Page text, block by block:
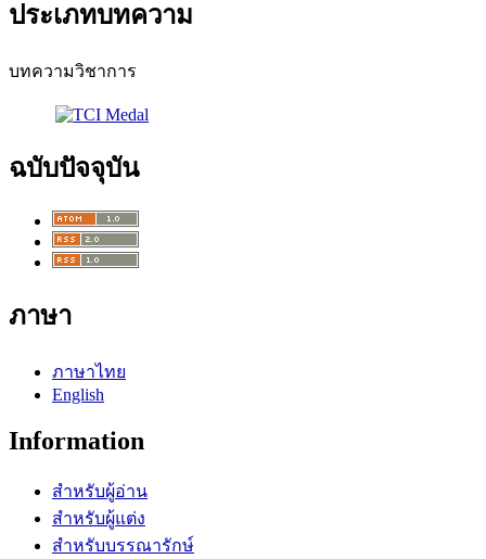
ประเภทบทความ
บทความวิชาการ
ฉบับปัจจุบัน
ภาษา
ภาษาไทย
English
Information
สำหรับผู้อ่าน
สำหรับผู้แต่ง
สำหรับบรรณารักษ์